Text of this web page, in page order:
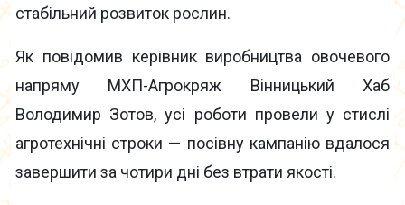
стабільний розвиток рослин.
Як повідомив керівник виробництва овочевого
напряму МХП-Агрокряж Вінницький Хаб
Володимир Зотов, усі роботи провели у стислі
агротехнічні строки — посівну кампанію вдалося
завершити за чотири дні без втрати якості.